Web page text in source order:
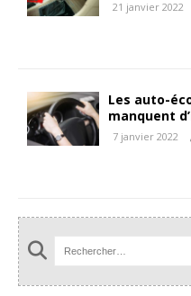
21 janvier 2022
Les auto-
manquent
7 janvier 2022